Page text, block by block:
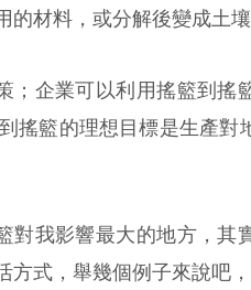
材料，或分解後變成土壤
；企業可以利用搖籃到搖
搖籃的理想目標是生產對
對我影響最大的地方，其
式，舉幾個例子來說吧，